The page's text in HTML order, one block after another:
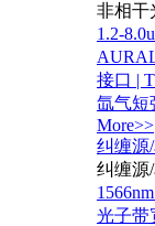
非相干
1.2-
接口 |
氙气短
More>>
纠缠源
纠缠源
光子带